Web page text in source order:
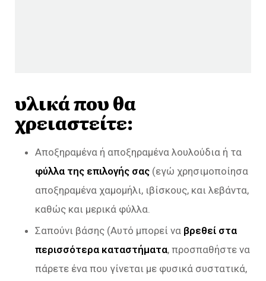
υλικά που θα
χρειαστείτε:
Αποξηραμένα ή αποξηραμένα λουλούδια ή τα
φύλλα της επιλογής σας (εγώ χρησιμοποίησα
αποξηραμένα χαμομήλι, ιβίσκους, και λεβάντα,
καθώς και μερικά φύλλα.
Σαπούνι βάσης (Αυτό μπορεί να βρεθεί στα
περισσότερα καταστήματα, προσπαθήστε να
πάρετε ένα που γίνεται με φυσικά συστατικά,